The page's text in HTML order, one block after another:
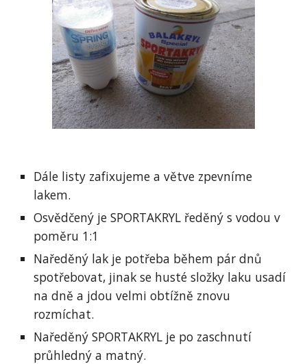
Dále listy zafixujeme a větve zpevníme
lakem.
Osvědčený je SPORTAKRYL ředěný s vodou v
poměru 1:1
Naředěný lak je potřeba během pár dnů
spotřebovat, jinak se husté složky laku usadí
na dně a jdou velmi obtížně znovu
rozmíchat.
Naředěný SPORTAKRYL je po zaschnutí
průhledný a matný.